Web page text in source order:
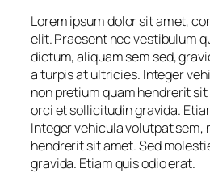
Lorem ipsum dolor sit amet,
elit. Praesent nec vestibulum
dictum, aliquam sem sed,
a turpis at ultricies. Integer
non pretium quam hendrerit
orci et sollicitudin gravida.
Integer vehicula volutpat sem,
hendrerit sit amet. Sed
gravida. Etiam quis odio erat.